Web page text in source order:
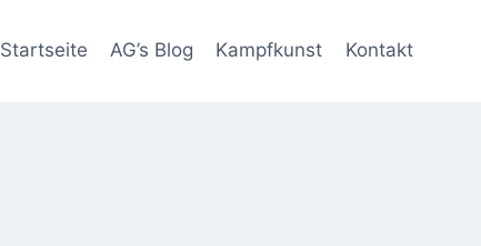
Startseite AG’s Blog Kampfkunst Kontakt